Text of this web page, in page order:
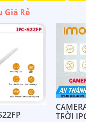
Giá Rẻ
TRỜI